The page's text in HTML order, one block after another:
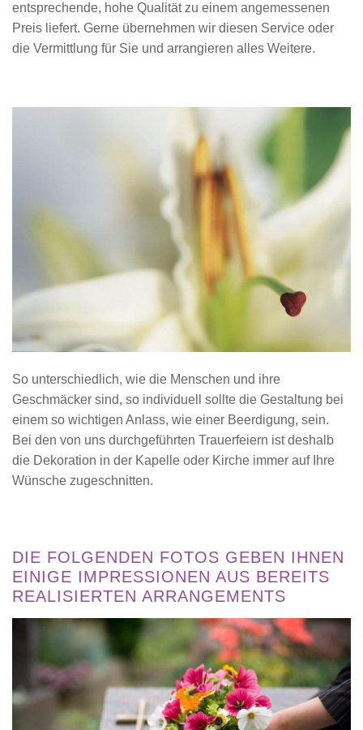
entsprechende, hohe Qualität zu einem angemessenen
Preis liefert. Gerne übernehmen wir diesen Service oder
die Vermittlung für Sie und arrangieren alles Weitere.
So unterschiedlich, wie die Menschen und ihre
Geschmäcker sind, so individuell sollte die Gestaltung bei
einem so wichtigen Anlass, wie einer Beerdigung, sein.
Bei den von uns durchgeführten Trauerfeiern ist deshalb
die Dekoration in der Kapelle oder Kirche immer auf Ihre
Wünsche zugeschnitten.
DIE FOLGENDEN FOTOS GEBEN IHNEN
EINIGE IMPRESSIONEN AUS BEREITS
REALISIERTEN ARRANGEMENTS